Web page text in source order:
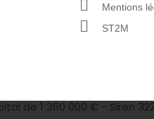
Mentions
ST2M
de 1 360 000 € - Siren